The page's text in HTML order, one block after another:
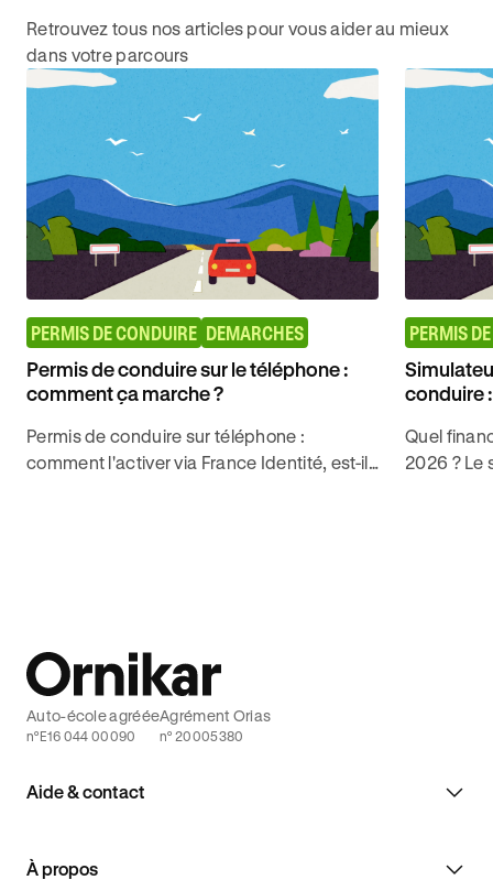
Retrouvez tous nos articles pour vous aider au mieux
dans votre parcours
PERMIS DE CONDUIRE DEMARCHES
Permis de conduire sur le téléphone :
comment ça marche ?
Permis de conduire sur téléphone :
comment l'activer via France Identité, est-il
PERMIS
conduire
Quel
2026 ? Le
Aide & contact
À propos
Auto-école agréée
n°E16 044 00090
Agrément Orias
n° 20005380